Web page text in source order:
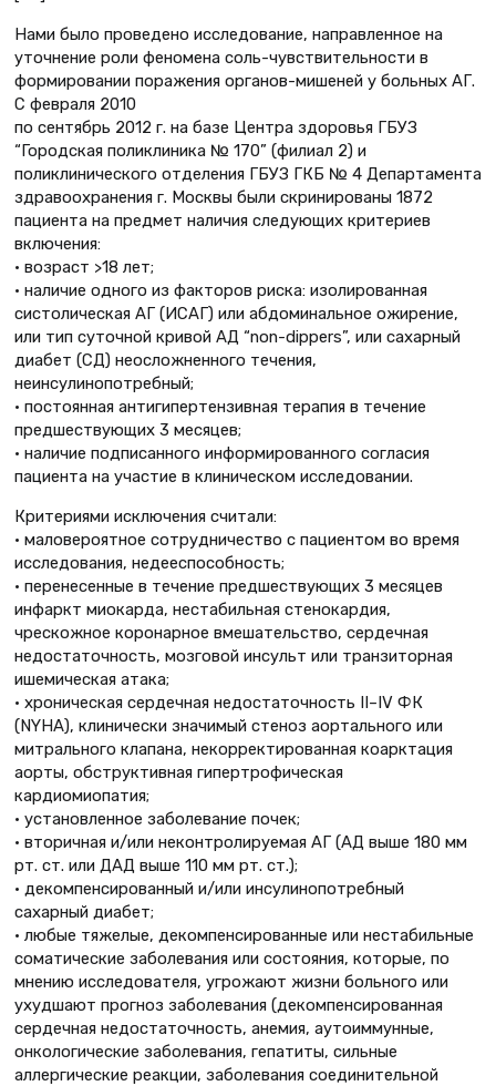
Нами было проведено исследование, направленное на
уточнение роли феномена соль-чувствительности в
формировании поражения органов-мишеней у больных АГ.
С февраля 2010
по сентябрь 2012 г. на базе Центра здоровья ГБУЗ
“Городская поликлиника № 170” (филиал 2) и
поликлинического отделения ГБУЗ ГКБ № 4 Департамента
здравоохранения г. Москвы были скринированы 1872
пациента на предмет наличия следующих критериев
включения:
• возраст >18 лет;
• наличие одного из факторов риска: изолированная
систолическая АГ (ИСАГ) или абдоминальное ожирение,
или тип суточной кривой АД “non-dippers”, или сахарный
диабет (СД) неосложненного течения,
неинсулинопотребный;
• постоянная антигипертензивная терапия в течение
предшествующих 3 месяцев;
• наличие подписанного информированного согласия
пациента на участие в клиническом исследовании.
Критериями исключения считали:
• маловероятное сотрудничество с пациентом во время
исследования, недееспособность;
• перенесенные в течение предшествующих 3 месяцев
инфаркт миокарда, нестабильная стенокардия,
чрескожное коронарное вмешательство, сердечная
недостаточность, мозговой инсульт или транзиторная
ишемическая атака;
• хроническая сердечная недостаточность II–IV ФК
(NYHA), клинически значимый стеноз аортального или
митрального клапана, некорректированная коарктация
аорты, обструктивная гипертрофическая
кардиомиопатия;
• установленное заболевание почек;
• вторичная и/или неконтролируемая АГ (АД выше 180 мм
рт. ст. или ДАД выше 110 мм рт. ст.);
• декомпенсированный и/или инсулинопотребный
сахарный диабет;
• любые тяжелые, декомпенсированные или нестабильные
соматические заболевания или состояния, которые, по
мнению исследователя, угрожают жизни больного или
ухудшают прогноз заболевания (декомпенсированная
сердечная недостаточность, анемия, аутоиммунные,
онкологические заболевания, гепатиты, сильные
аллергические реакции, заболевания соединительной